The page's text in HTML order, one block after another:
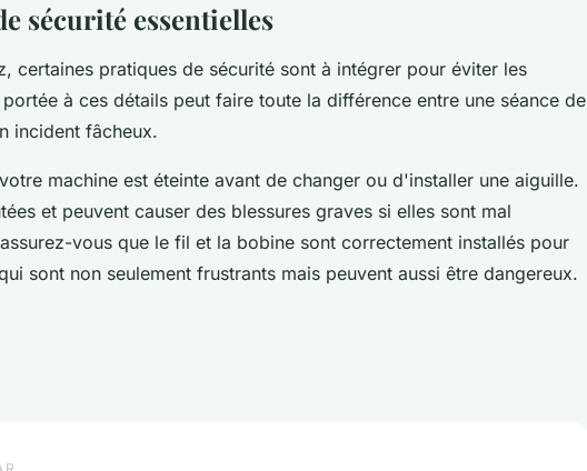
sécurité essentielles
certaines pratiques de sécurité sont à intégrer pour éviter les
à ces détails peut faire toute la différence entre une séance de
incident fâcheux.
machine est éteinte avant de changer ou d'installer une aiguille.
et peuvent causer des blessures graves si elles sont mal
vous que le fil et la bobine sont correctement installés pour
sont non seulement frustrants mais peuvent aussi être dangereux.